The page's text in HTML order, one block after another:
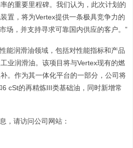
的重要里程碑。我们认为，此次计划的
置，将为Vertex提供一条极具竞争力的
场，并支持寻求可靠国内供应的客户。”
能润滑油领域，包括对性能指标和产品
业润滑油。该项目将与Vertex现有的燃
。作为其一体化平台的一部分，公司将
cSt的再精炼III类基础油，同时新增常
，请访问公司网站：